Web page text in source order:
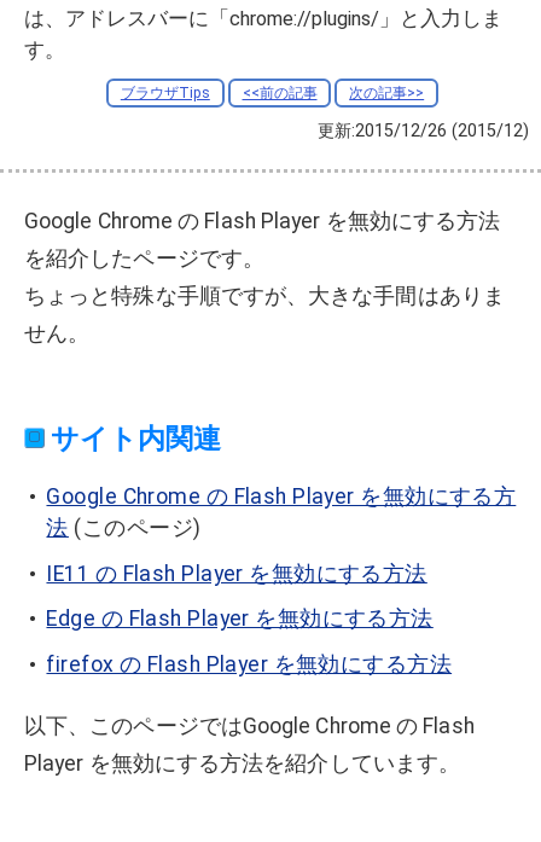
は、アドレスバーに「chrome://plugins/」と入力しま
す。
ブラウザTips <<前の記事 次の記事>>
更新:2015/12/26 (2015/12)
Google Chrome の Flash Player を無効にする方法
を紹介したページです。
ちょっと特殊な手順ですが、大きな手間はありま
せん。
サイト内関連
Google Chrome の Flash Player を無効にする方
法 (このページ)
IE11 の Flash Player を無効にする方法
Edge の Flash Player を無効にする方法
firefox の Flash Player を無効にする方法
以下、このページではGoogle Chrome の Flash
Player を無効にする方法を紹介しています。